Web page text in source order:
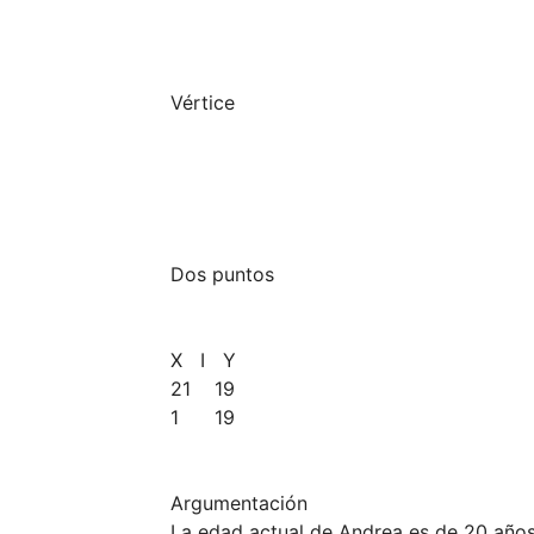
Vértice
Dos puntos
X   I   Y
21    19
1      19
Argumentación